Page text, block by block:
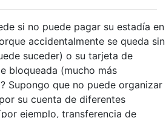
si no puede pagar su estadía en
accidentalmente se queda sin
suceder) o su tarjeta de
bloqueada (mucho más
Supongo que no puede organizar
su cuenta de diferentes
ejemplo, transferencia de